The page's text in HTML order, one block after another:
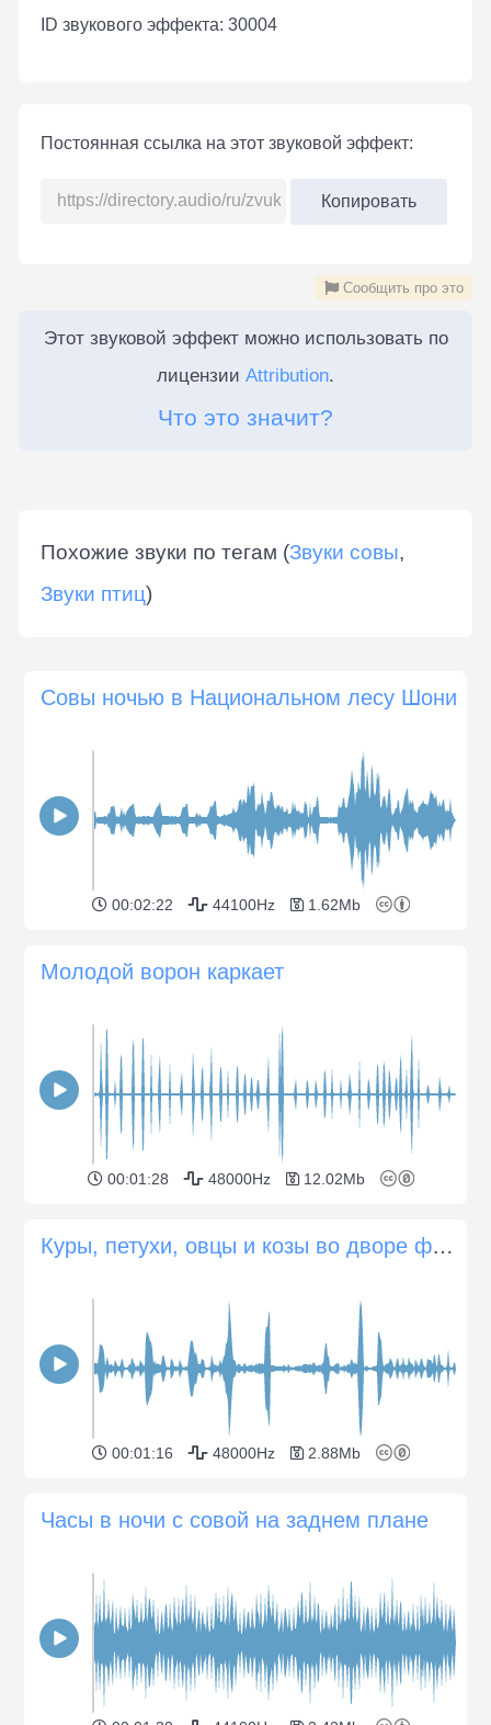
ID звукового эффекта: 30004
Постоянная ссылка на этот звуковой эффект:
Копировать
Сообщить про это
Этот звуковой эффект можно использовать по
лицензии Attribution.
Что это значит?
Похожие звуки по тегам (Звуки совы,
Звуки птиц)
Совы ночью в Национальном лесу Шони
00:02:22 44100Hz 1.62Mb
Молодой ворон каркает
00:01:28 48000Hz 12.02Mb
Куры, петухи, овцы и козы во дворе фермы
00:01:16 48000Hz 2.88Mb
Часы в ночи с совой на заднем плане